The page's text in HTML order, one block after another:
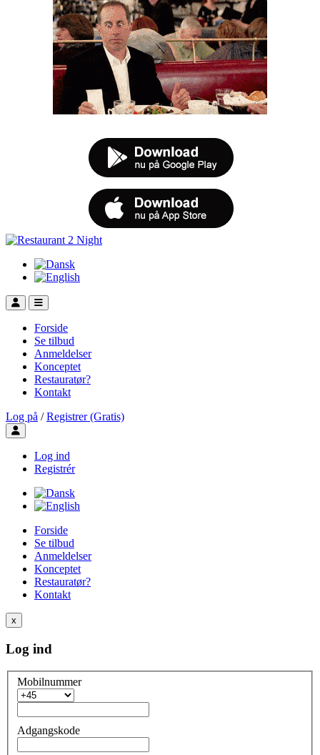
Forside
Se tilbud
Anmeldelser
Konceptet
Restauratør?
Kontakt
Log på / Registrer (Gratis)
Toggle user menu
Log ind
Registrér
Forside
Se tilbud
Anmeldelser
Konceptet
Restauratør?
Kontakt
x
Log ind
Mobilnummer
Adgangskode